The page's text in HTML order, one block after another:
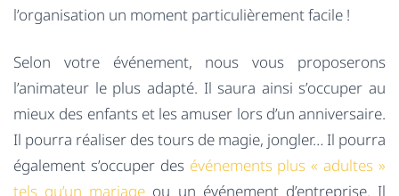
l’organisation un moment particulièrement facile !
Selon votre événement, nous vous proposerons
l’animateur le plus adapté. Il saura ainsi s’occuper au
mieux des enfants et les amuser lors d’un anniversaire.
Il pourra réaliser des tours de magie, jongler… Il pourra
également s’occuper des événements plus « adultes »
tels qu’un mariage ou un événement d’entreprise. Il